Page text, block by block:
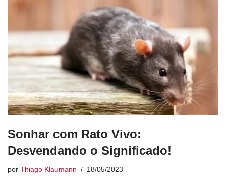
Sonhar com Rato Vivo:
Desvendando o Significado!
por Thiago Klaumann 18/05/2023